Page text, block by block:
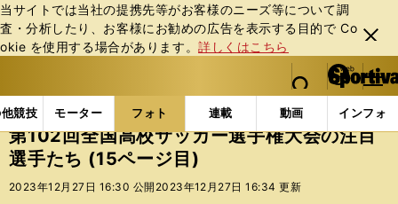
当サイトでは当社の提携先等がお客様のニーズ等について調
査・分析したり、お客様にお勧めの広告を表⽰する⽬的で Co
okie を使⽤する場合があります。詳しくはこちら
閉じ
る
web Sportiva (webスポルティーバ)
検索
マイペ
ー
ジ
メニュ
競技 モーター フォト 連載 動画 インフォ
b
ス
ポ
ル
フォトギャラリー コラムフォト 第102回全国高校
第102回全国高校サッカー選手権大会の注目
選手たち (15ページ目)
2023年12月27日 16:30 公開 2023年12月27日 16:34 更新